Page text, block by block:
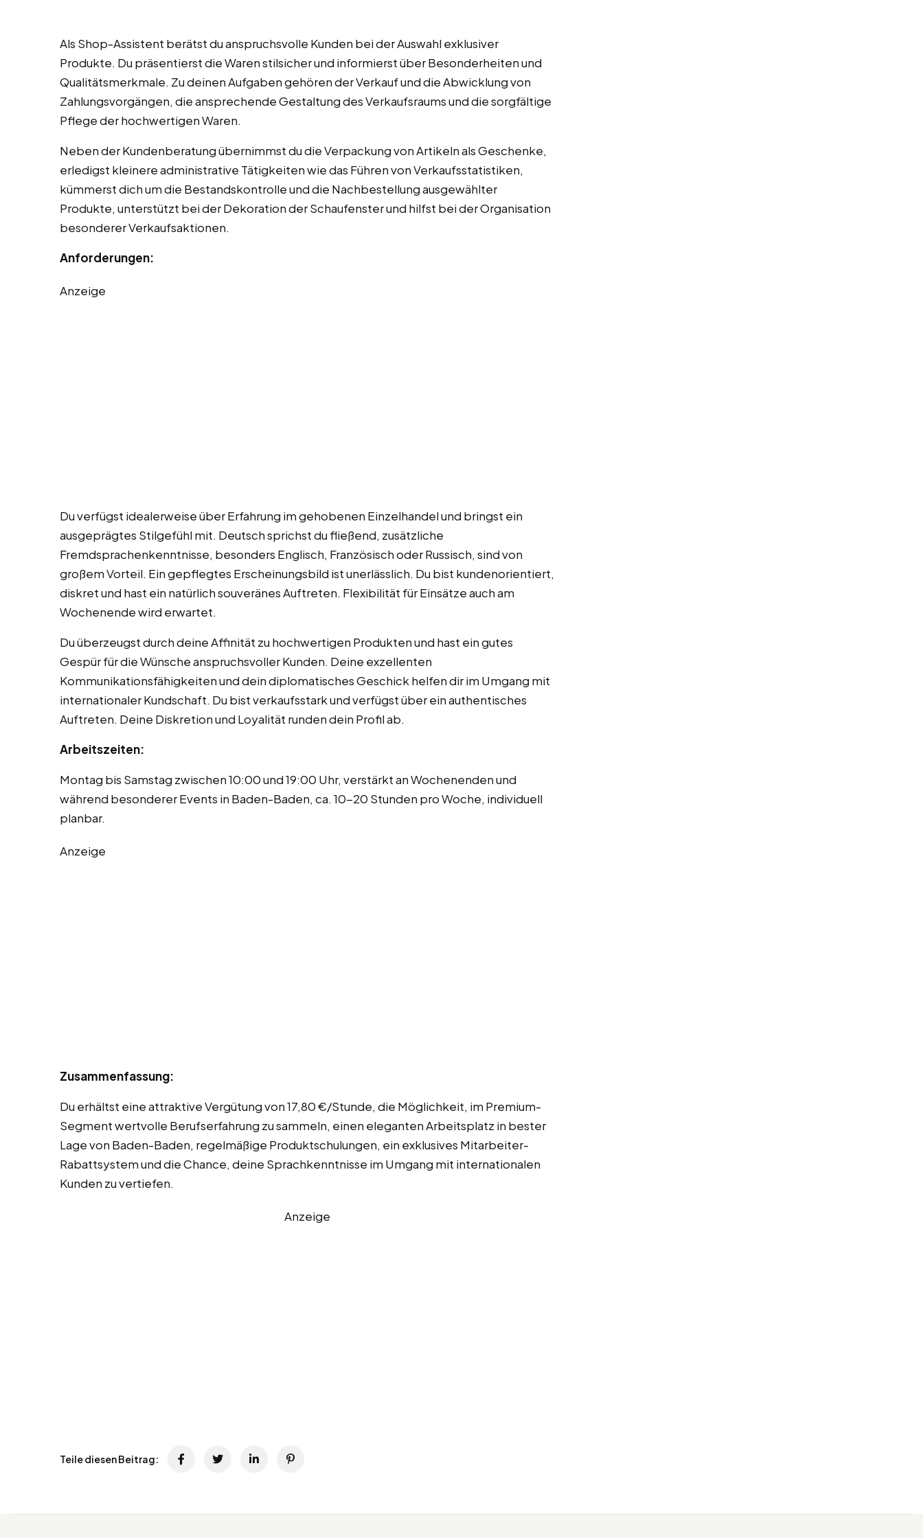
Als Shop-Assistent berätst du anspruchsvolle Kunden bei der Auswahl exklusiver
Produkte. Du präsentierst die Waren stilsicher und informierst über Besonderheiten und
Qualitätsmerkmale. Zu deinen Aufgaben gehören der Verkauf und die Abwicklung von
Zahlungsvorgängen, die ansprechende Gestaltung des Verkaufsraums und die sorgfältige
Pflege der hochwertigen Waren.
Neben der Kundenberatung übernimmst du die Verpackung von Artikeln als Geschenke,
erledigst kleinere administrative Tätigkeiten wie das Führen von Verkaufsstatistiken,
kümmerst dich um die Bestandskontrolle und die Nachbestellung ausgewählter
Produkte, unterstützt bei der Dekoration der Schaufenster und hilfst bei der Organisation
besonderer Verkaufsaktionen.
Anforderungen:
Anzeige
Du verfügst idealerweise über Erfahrung im gehobenen Einzelhandel und bringst ein
ausgeprägtes Stilgefühl mit. Deutsch sprichst du fließend, zusätzliche
Fremdsprachenkenntnisse, besonders Englisch, Französisch oder Russisch, sind von
großem Vorteil. Ein gepflegtes Erscheinungsbild ist unerlässlich. Du bist kundenorientiert,
diskret und hast ein natürlich souveränes Auftreten. Flexibilität für Einsätze auch am
Wochenende wird erwartet.
Du überzeugst durch deine Affinität zu hochwertigen Produkten und hast ein gutes
Gespür für die Wünsche anspruchsvoller Kunden. Deine exzellenten
Kommunikationsfähigkeiten und dein diplomatisches Geschick helfen dir im Umgang mit
internationaler Kundschaft. Du bist verkaufsstark und verfügst über ein authentisches
Auftreten. Deine Diskretion und Loyalität runden dein Profil ab.
Arbeitszeiten:
Montag bis Samstag zwischen 10:00 und 19:00 Uhr, verstärkt an Wochenenden und
während besonderer Events in Baden-Baden, ca. 10-20 Stunden pro Woche, individuell
planbar.
Anzeige
Zusammenfassung:
Du erhältst eine attraktive Vergütung von 17,80 €/Stunde, die Möglichkeit, im Premium-
Segment wertvolle Berufserfahrung zu sammeln, einen eleganten Arbeitsplatz in bester
Lage von Baden-Baden, regelmäßige Produktschulungen, ein exklusives Mitarbeiter-
Rabattsystem und die Chance, deine Sprachkenntnisse im Umgang mit internationalen
Kunden zu vertiefen.
Anzeige
Teile diesen Beitrag: